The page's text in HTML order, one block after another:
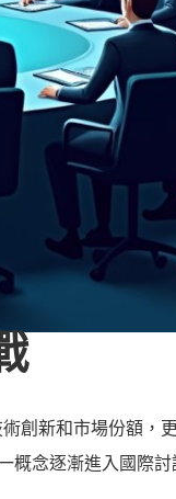
創新和市場份額，
概念逐漸進入國際討